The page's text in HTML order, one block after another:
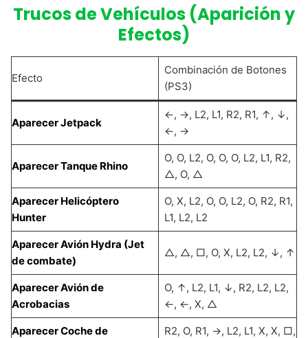
Trucos de Vehículos (Aparición y
Efectos)
Efecto
Combinación de Botones
(PS3)
Aparecer Jetpack
←, →, L2, L1, R2, R1, ↑, ↓,
←, →
Aparecer Tanque Rhino
O, O, L2, O, O, O, L2, L1, R2,
△, O, △
Aparecer Helicóptero
Hunter
O, X, L2, O, O, L2, O, R2, R1,
L1, L2, L2
Aparecer Avión Hydra (Jet
de combate)
△, △, □, O, X, L2, L2, ↓, ↑
Aparecer Avión de
Acrobacias
O, ↑, L2, L1, ↓, R2, L2, L2,
←, ←, X, △
Aparecer Coche de
R2, O, R1, →, L2, L1, X, X, □,